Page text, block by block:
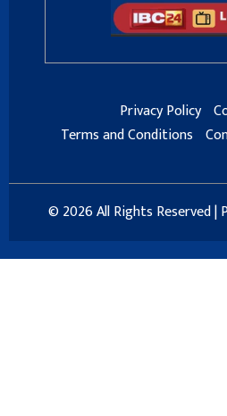
Privacy Policy
Terms and Conditions
© 2026 All Rights Reserved |